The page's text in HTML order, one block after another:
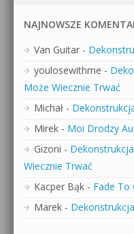
NAJNOWSZE
Van Guitar -
youlosewithme -
Może Wiecznie Trwać
Michał -
Mirek - Moi Drodzy
Gizoni -
Wiecznie Trwać
Kacper Bąk - Fade To
Marek -